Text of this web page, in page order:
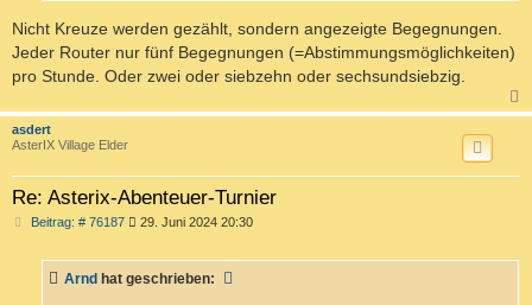
Nicht Kreuze werden gezählt, sondern angezeigte Begegnungen.
Jeder Router nur fünf Begegnungen (=Abstimmungsmöglichkeiten)
pro Stunde. Oder zwei oder siebzehn oder sechsundsiebzig.
a
asdert
AsterIX Village Elder
Re: Asterix-Abenteuer-Turnier
Beitrag: # 76187B
r
29. Juni 2024 20:30
Arnd hat geschrieben: